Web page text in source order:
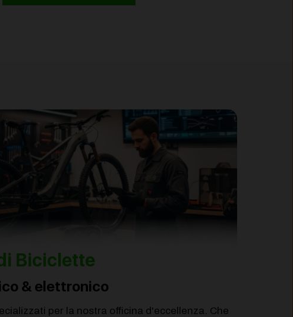
Biciclette
& elettronico
per la nostra officina d'eccellenza. Che